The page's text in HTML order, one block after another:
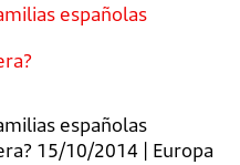
españolas
españolas
15/10/2014 | Europa